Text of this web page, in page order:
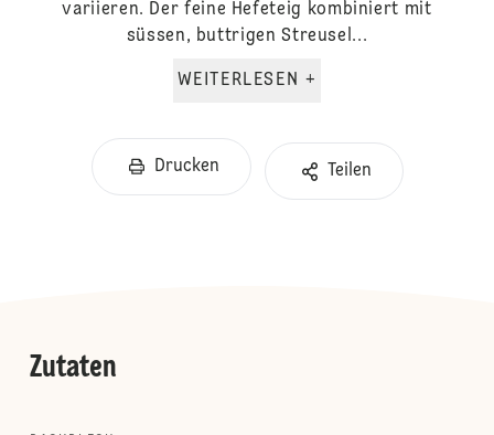
variieren. Der feine Hefeteig kombiniert mit
süssen, buttrigen Streusel...
WEITERLESEN +
Drucken Teilen
Zutaten